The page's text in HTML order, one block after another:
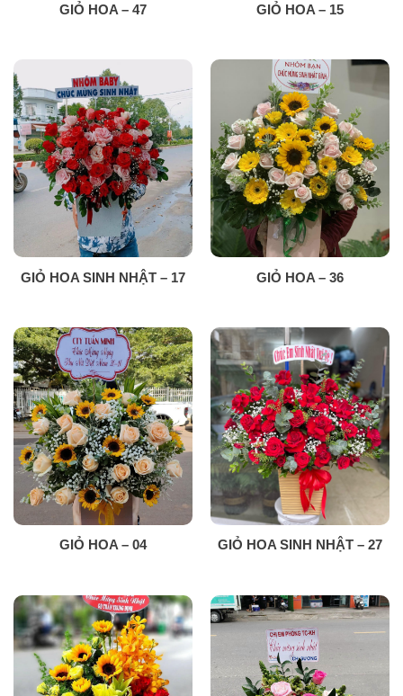
GIỎ HOA – 47 GIỎ HOA – 15
GIỎ HOA SINH NHẬT – 17 GIỎ HOA – 36
GIỎ HOA – 04 GIỎ HOA SINH NHẬT – 27